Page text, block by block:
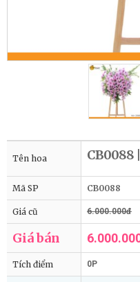
Tên hoa CB0088
Mã SP CB0088
Giá cũ 6.000.000đ
Giá bán
Tích điểm 0P